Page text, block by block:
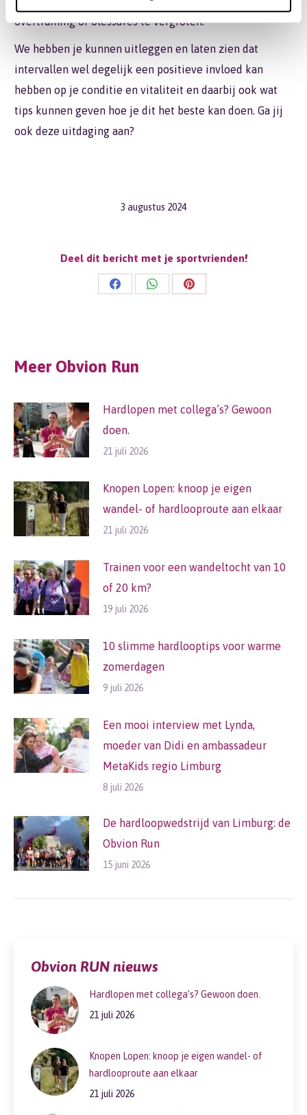
overtraining of blessures te vergroten.
We hebben je kunnen uitleggen en laten zien dat
intervallen wel degelijk een positieve invloed kan
hebben op je conditie en vitaliteit en daarbij ook wat
tips kunnen geven hoe je dit het beste kan doen. Ga jij
ook deze uitdaging aan?
3 augustus 2024
Deel dit bericht met je sportvrienden!
Share
Share
Share
Meer Obvion Run
Hardlopen met collega’s? Gewoon
doen.
21 juli 2026
Knopen Lopen: knoop je eigen
wandel- of hardlooproute aan elkaar
21 juli 2026
Trainen voor een wandeltocht van 10
of 20 km?
19 juli 2026
10 slimme hardlooptips voor warme
zomerdagen
9 juli 2026
Een mooi interview met Lynda,
moeder van Didi en ambassadeur
MetaKids regio Limburg
8 juli 2026
De hardloopwedstrijd van Limburg: de
Obvion Run
15 juni 2026
Obvion RUN nieuws
Hardlopen met collega’s? Gewoon doen.
21 juli 2026
Knopen Lopen: knoop je eigen wandel- of
hardlooproute aan elkaar
21 juli 2026